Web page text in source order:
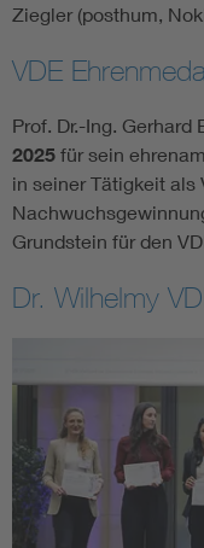
Ziegler (posthum,
VDE
Prof. Dr.-Ing. Gerhard
2025 für sein
in seiner Tätigkeit als
Grundstein für den
Dr. Wilhelmy